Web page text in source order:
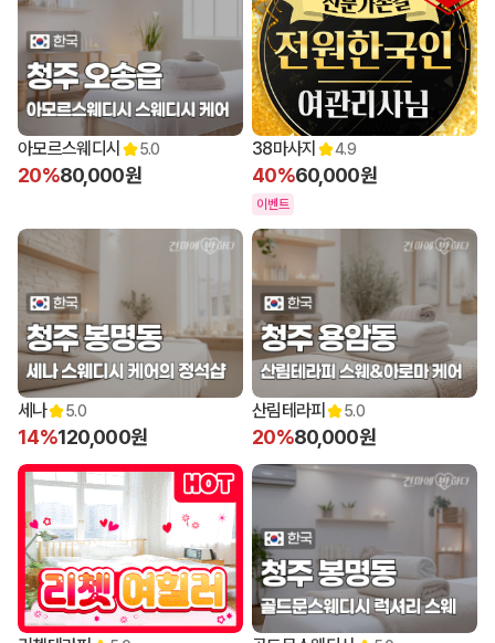
아모르스웨디시 5.0
20%80,000원
38마사지 4.9
40%60,000원
이벤트
세나 5.0
14%120,000원
산림테라피 5.0
20%80,000원